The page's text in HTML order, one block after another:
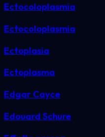
Ectocoloplasmia
Ectocoloplasmia
Ectoplasia
Ectoplasma
Edgar Cayce
Edouard Schure